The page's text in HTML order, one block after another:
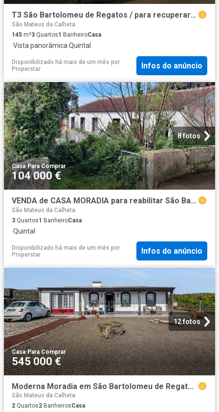
T3 São Bartolomeu de Regatos / para recuperar / Vista mar / Quintal
São Mateus da Calheta
145 m²3 Quartos1 BanheiroCasa
·Vista panorâmica·Quintal
Disponibilizado há mais de um mês por
Properstar
Infos do anúncio
8 fotos
Casa·Para Comprar
104 000 €
VENDA de CASA MORADIA para reabilitar São Bartolomeu de Regatos, Angra do Heroísmo, Ilha Terceira, Açores
São Mateus da Calheta
3 Quartos1 BanheiroCasa
·Quintal
Disponibilizado há mais de um mês por
Properstar
Infos do anúncio
12 fotos
Casa·Para Comprar
545 000 €
Moderna Moradia em São Bartolomeu de Regatos, Angra do Heroísmo
São Mateus da Calheta
2 Quartos2 BanheirosCasa